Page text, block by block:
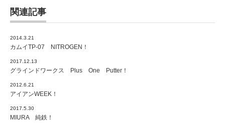
関連記事
2014.3.21
カムイTP-07 NITROGEN！
2017.12.13
グラインドワークス Plus One Putter！
2012.6.21
アイアンWEEK！
2017.5.30
MIURA 純鉄！